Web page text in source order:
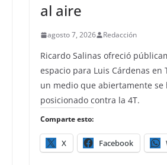
al aire
agosto 7, 2026 Redacción
Ricardo Salinas ofreció
espacio para Luis Cárdenas en
un medio que abiertamente se
posicionado contra la 4T.
Comparte esto:
X Facebook